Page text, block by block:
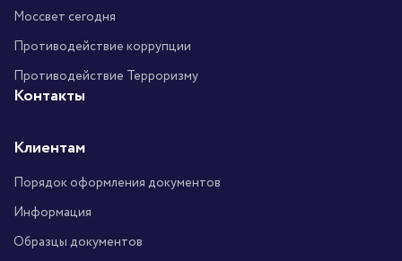
Моссвет сегодня
Противодействие коррупции
Противодействие Терроризму
Контакты
Клиентам
Порядок оформления документов
Информация
Образцы документов